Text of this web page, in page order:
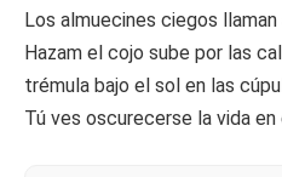
Los almuecines ciegos llaman
Hazam el cojo sube por las
trémula bajo el sol en las
Tú ves oscurecerse la vida en